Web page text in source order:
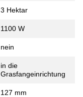
3 Hektar
1100 W
nein
in die
Grasfangeinrichtung
127 mm